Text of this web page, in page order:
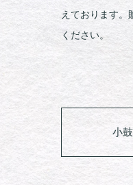
えております。
ください。
小